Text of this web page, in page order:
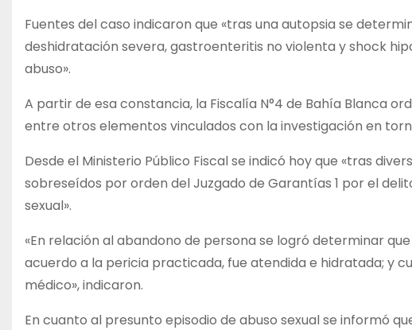
Fuentes del caso indicaron que «tras una autopsia se
deshidratación severa, gastroenteritis no violenta y shock
abuso».
A partir de esa constancia, la Fiscalía N°4 de Bahía Blanca
entre otros elementos vinculados con la investigación en
Desde el Ministerio Público Fiscal se indicó hoy que «tras
sobreseídos por orden del Juzgado de Garantías 1 por el
sexual».
«En relación al abandono de persona se logró determinar
acuerdo a la pericia practicada, fue atendida e hidratada; y
médico», indicaron.
En cuanto al presunto episodio de abuso sexual se informó